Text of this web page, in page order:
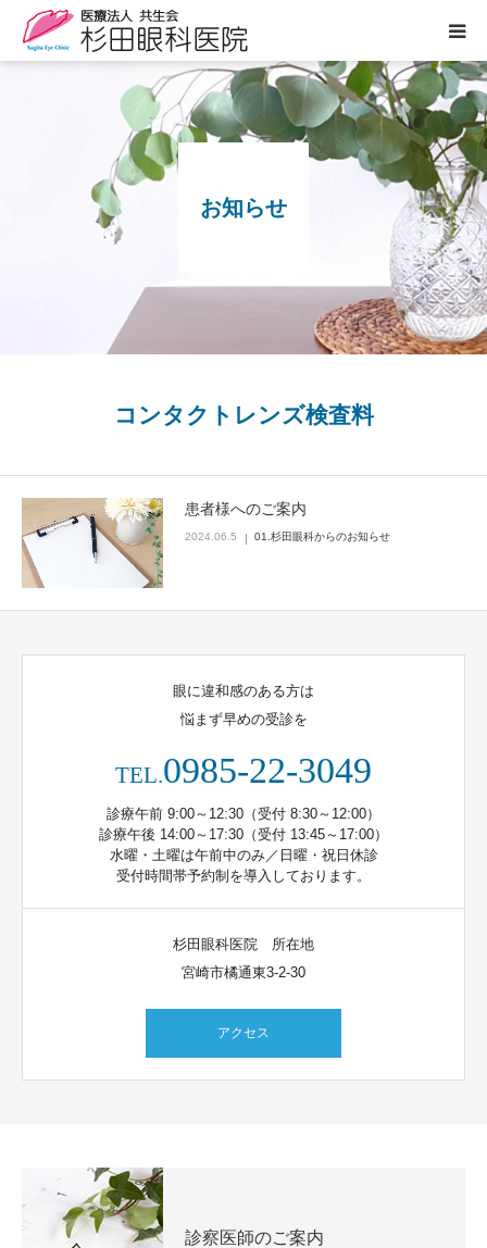
お知らせ
コンタクトレンズ検査料
患者様へのご案内
2024.06.5 01.杉田眼科からのお知らせ
眼に違和感のある方は
悩まず早めの受診を
TEL.0985-22-3049
診療午前 9:00～12:30（受付 8:30～12:00）
診療午後 14:00～17:30（受付 13:45～17:00）
水曜・土曜は午前中のみ／日曜・祝日休診
受付時間帯予約制を導入しております。
杉田眼科医院 所在地
宮崎市橘通東3-2-30
アクセス
診察医師のご案内
医院案内
診療のご案内
ぶどう膜炎専門外来
眼の病気